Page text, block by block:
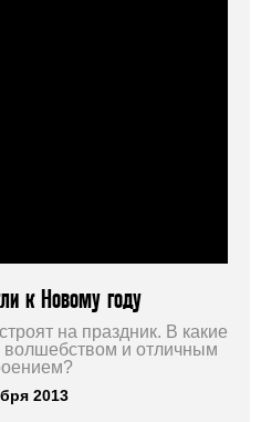
к Новому году
на праздник. В какие
волшебством и отличным
2013